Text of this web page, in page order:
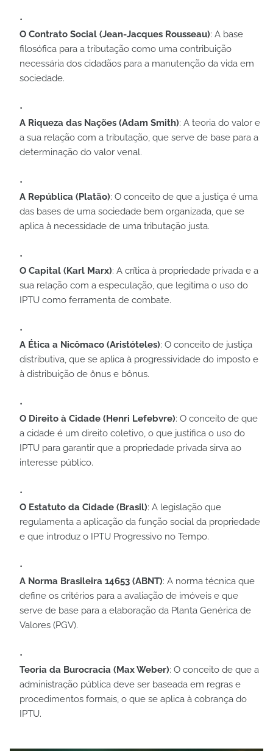
O Contrato Social (Jean-Jacques Rousseau): A base
filosófica para a tributação como uma contribuição
necessária dos cidadãos para a manutenção da vida em
sociedade.
A Riqueza das Nações (Adam Smith): A teoria do valor e
a sua relação com a tributação, que serve de base para a
determinação do valor venal.
A República (Platão): O conceito de que a justiça é uma
das bases de uma sociedade bem organizada, que se
aplica à necessidade de uma tributação justa.
O Capital (Karl Marx): A crítica à propriedade privada e a
sua relação com a especulação, que legitima o uso do
IPTU como ferramenta de combate.
A Ética a Nicômaco (Aristóteles): O conceito de justiça
distributiva, que se aplica à progressividade do imposto e
à distribuição de ônus e bônus.
O Direito à Cidade (Henri Lefebvre): O conceito de que
a cidade é um direito coletivo, o que justifica o uso do
IPTU para garantir que a propriedade privada sirva ao
interesse público.
O Estatuto da Cidade (Brasil): A legislação que
regulamenta a aplicação da função social da propriedade
e que introduz o IPTU Progressivo no Tempo.
A Norma Brasileira 14653 (ABNT): A norma técnica que
define os critérios para a avaliação de imóveis e que
serve de base para a elaboração da Planta Genérica de
Valores (PGV).
Teoria da Burocracia (Max Weber): O conceito de que a
administração pública deve ser baseada em regras e
procedimentos formais, o que se aplica à cobrança do
IPTU.